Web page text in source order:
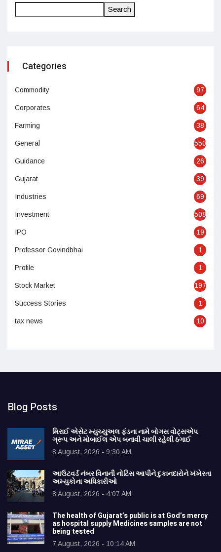
Search
Categories
Commodity 97
Corporates 64
Farming 38
General 550
Guidance 26
Gujarat 39
Industries 69
Investment 508
IPO 19
Professor Govindbhai 1
Profile 1
Stock Market 197
Success Stories 1
tax news 10
Blog Posts
મિરાઈ એસેટ મ્યુચ્યુઅલ ફંડના નામે બોગસ વોટ્સએપ
ગ્રૂપ અને મોબાઈલ એપ બનાવી ચાલી રહેલી ઠગાઈ
8 August, 2026 - 9:30 AM
આઉટવર્ડ નંબર વિનાની નોટિસ આપીને દુકાનદારોને ખંખેરતા
અમ્યુકોના અધિકારીઓ
8 August, 2026 - 4:07 AM
The health of Gujarat’s public is at God’s mercy
as hospital supply Medicines samples are not
being tested
7 August, 2026 - 10:14 AM